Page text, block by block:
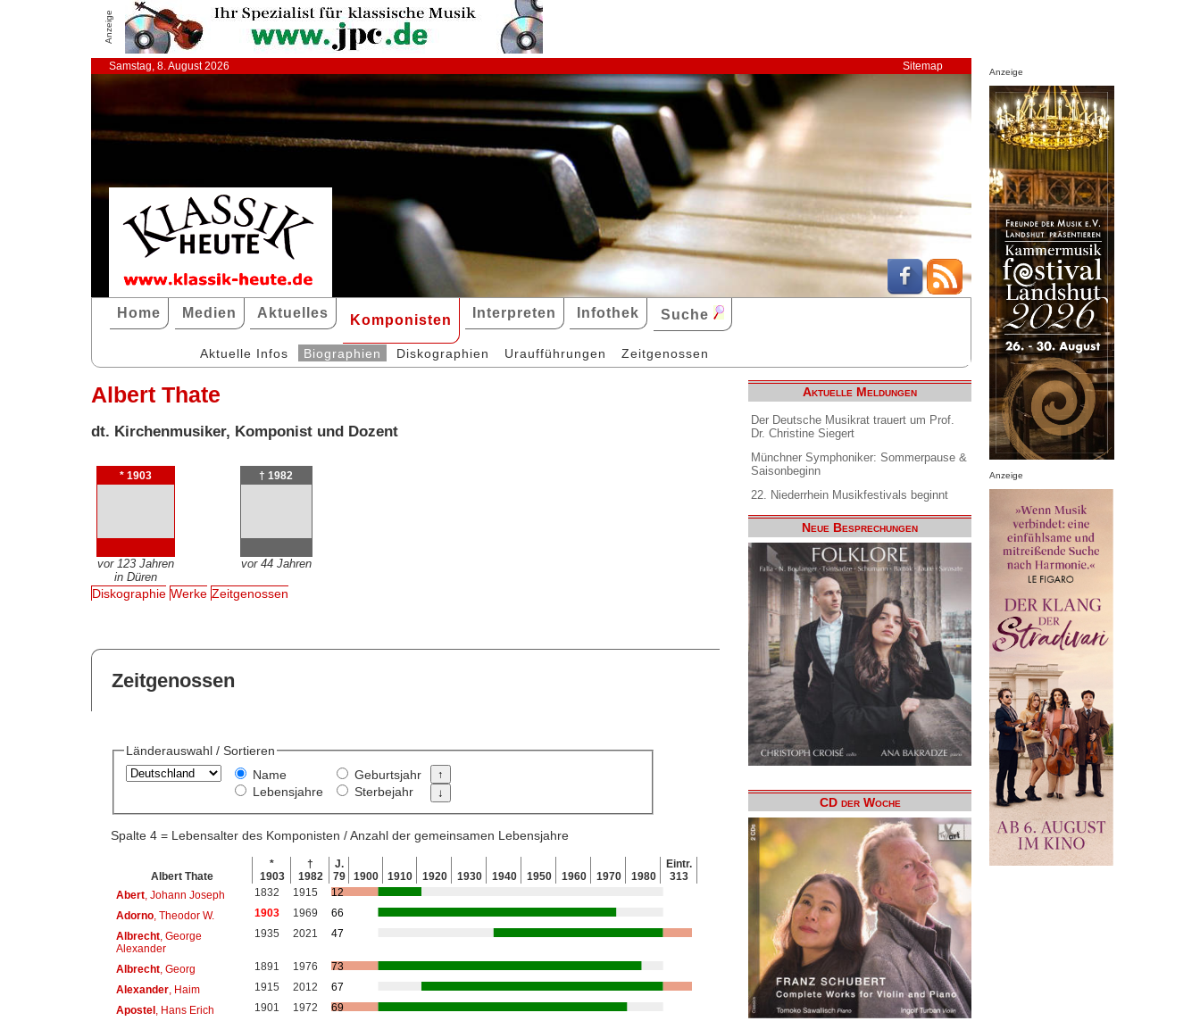
Anzeige
Samstag, 8. August 2026 Sitemap
Home Medien Aktuelles Komponisten Interpreten Infothek Suche
Aktuelle Infos Biographien Diskographien Uraufführungen Zeitgenossen
Albert Thate
dt. Kirchenmusiker, Komponist und Dozent
* 1903
vor 123 Jahren
in Düren
† 1982
vor 44 Jahren
Diskographie Werke Zeitgenossen
Zeitgenossen
Länderauswahl / Sortieren
Name
Lebensjahre
Geburtsjahr
Sterbejahr
Spalte 4 = Lebensalter des Komponisten / Anzahl der gemeinsamen Lebensjahre
Albert Thate
*
1903
†
1982
J.
79
1900 1910 1920 1930 1940 1950 1960 1970 1980
Eintr.
313
Abert, Johann Joseph 1832 1915
12
Adorno, Theodor W. 1903 1969
66
Albrecht, George
Alexander
1935 2021 47
Albrecht, Georg 1891 1976
73
Alexander, Haim 1915 2012
67
Apostel, Hans Erich 1901 1972
69
Aktuelle Meldungen
Der Deutsche Musikrat trauert um Prof.
Dr. Christine Siegert
Münchner Symphoniker: Sommerpause &
Saisonbeginn
22. Niederrhein Musikfestivals beginnt
Neue Besprechungen
CD der Woche
Anzeige
Anzeige